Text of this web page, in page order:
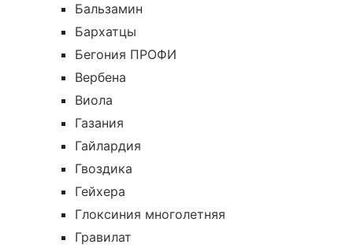
Бальзамин
Бархатцы
Бегония ПРОФИ
Вербена
Виола
Газания
Гайлардия
Гвоздика
Гейхера
Глоксиния многолетняя
Гравилат